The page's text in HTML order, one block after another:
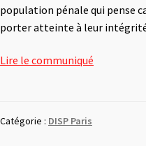
population pénale qui pense
porter atteinte à leur
Lire le communiqué
Catégorie : DISP Paris